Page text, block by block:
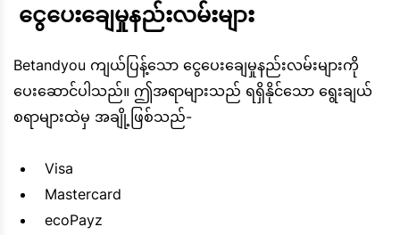
ငွေပေးချေမှုနည်းလမ်းများ
Betandyou ကျယ်ပြန့်သော ငွေပေးချေမှုနည်းလမ်းများကို
ပေးဆောင်ပါသည်။ ဤအရာများသည် ရရှိနိုင်သော ရွေးချယ်
စရာများထဲမှ အချို့ဖြစ်သည်-
Visa
Mastercard
ecoPayz